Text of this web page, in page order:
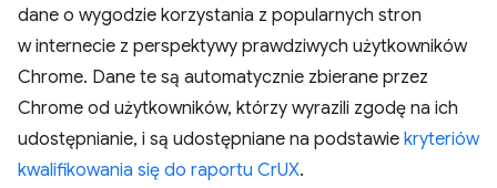
dane o wygodzie korzystania z popularnych stron
w internecie z perspektywy prawdziwych użytkowników
Chrome. Dane te są automatycznie zbierane przez
Chrome od użytkowników, którzy wyrazili zgodę na ich
udostępnianie, i są udostępniane na podstawie kryteriów
kwalifikowania się do raportu CrUX.